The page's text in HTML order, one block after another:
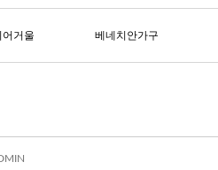
어거울 베네치안가구